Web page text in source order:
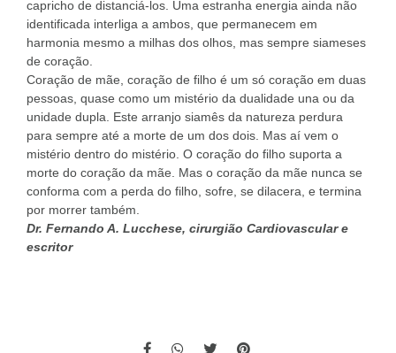
capricho de distanciá-los. Uma estranha energia ainda não
identificada interliga a ambos, que permanecem em
harmonia mesmo a milhas dos olhos, mas sempre siameses
de coração.
Coração de mãe, coração de filho é um só coração em duas
pessoas, quase como um mistério da dualidade una ou da
unidade dupla. Este arranjo siamês da natureza perdura
para sempre até a morte de um dos dois. Mas aí vem o
mistério dentro do mistério. O coração do filho suporta a
morte do coração da mãe. Mas o coração da mãe nunca se
conforma com a perda do filho, sofre, se dilacera, e termina
por morrer também.
Dr. Fernando A. Lucchese, cirurgião Cardiovascular e
escritor